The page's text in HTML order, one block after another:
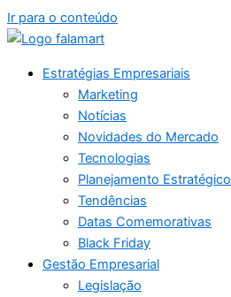
Ir para o conteúdo
Estratégias Empresariais
Marketing
Notícias
Novidades do Mercado
Tecnologias
Planejamento Estratégico
Tendências
Datas Comemorativas
Black Friday
Gestão Empresarial
Legislação